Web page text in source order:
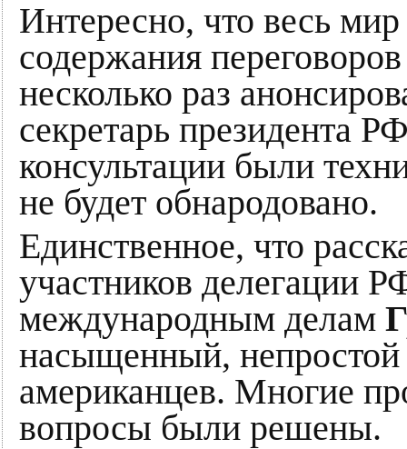
Интересно, что весь
содержания
несколько раз
секретарь президента
консультации были
не будет обнародовано.
Единственное, что
участников делегации
международным делам
насыщенный, непростой
американцев. Многие
вопросы были решены.